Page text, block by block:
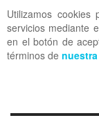
Utilizamos
servicios mediante
en el botón de
términos de
OFF CANVAS